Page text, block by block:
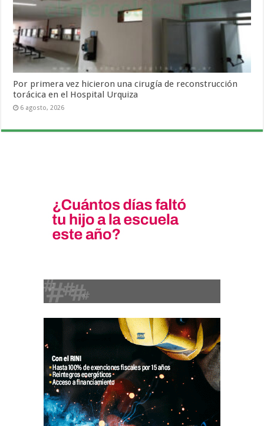
Por primera vez hicieron una cirugía de reconstrucción
torácica en el Hospital Urquiza
6 agosto, 2026